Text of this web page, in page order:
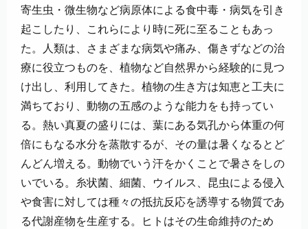
寄生虫・微生物など病原体による食中毒・病気を引き
起こしたり、これらにより時に死に至ることもあっ
た。人類は、さまざまな病気や痛み、傷きずなどの治
療に役立つものを、植物など自然界から経験的に見つ
け出し、利用してきた。植物の生き方は知恵と工夫に
満ちており、動物の五感のような能力をも持ってい
る。熱い真夏の盛りには、葉にある気孔から体重の何
倍にもなる水分を蒸散するが、その量は暑くなるとど
んどん増える。動物でいう汗をかくことで暑さをしの
いでいる。糸状菌、細菌、ウイルス、昆虫による侵入
や食害に対しては種々の抵抗反応を誘導する物質であ
る代謝産物を生産する。ヒトはその生命維持のため